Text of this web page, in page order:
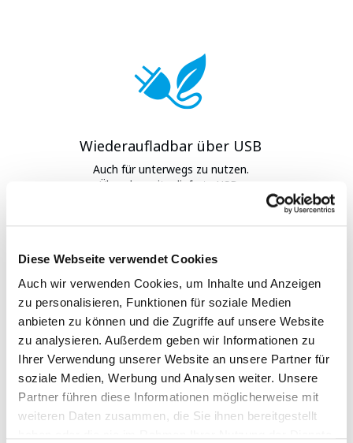
Diese Webseite verwendet Cookies
Auch wir verwenden Cookies, um Inhalte und Anzeigen
zu personalisieren, Funktionen für soziale Medien
anbieten zu können und die Zugriffe auf unsere Website
zu analysieren. Außerdem geben wir Informationen zu
Ihrer Verwendung unserer Website an unsere Partner für
soziale Medien, Werbung und Analysen weiter. Unsere
Partner führen diese Informationen möglicherweise mit
weiteren Daten zusammen, die Sie ihnen bereitgestellt
Wiederaufladbar über USB
Auch für unterwegs zu nutzen.
Über das mitgelieferte USB-
Handliches Format